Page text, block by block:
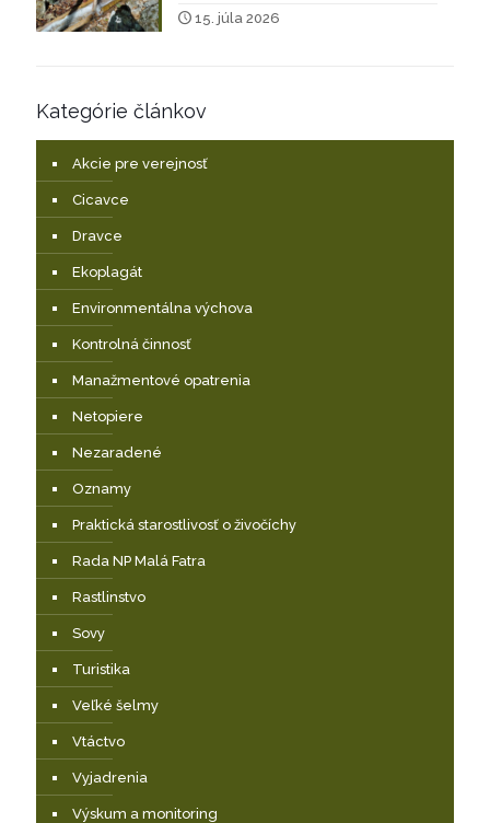
15. júla 2026
Kategórie článkov
Akcie pre verejnosť
Cicavce
Dravce
Ekoplagát
Environmentálna výchova
Kontrolná činnosť
Manažmentové opatrenia
Netopiere
Nezaradené
Oznamy
Praktická starostlivosť o živočíchy
Rada NP Malá Fatra
Rastlinstvo
Sovy
Turistika
Veľké šelmy
Vtáctvo
Vyjadrenia
Výskum a monitoring